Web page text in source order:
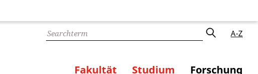
A-Z
Fakultät Studium Forschung